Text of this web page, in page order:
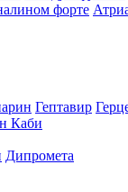
форте
Гептавир
Каби
Дипромета